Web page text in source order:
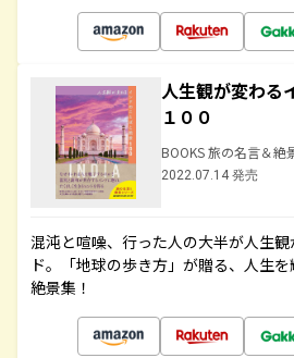
人生観が変わる
１００
BOOKS 旅の名言＆絶
2022.07.14 発売
混沌と喧噪、行った人の大半が人生
ド。「地球の歩き方」が贈る、人生
絶景集！